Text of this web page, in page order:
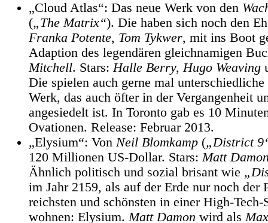
„Cloud Atlas“: Das neue Werk von den
(„The Matrix“). Die haben sich noch den
Franka Potente, Tom Tykwer, mit ins Boot
Adaption des legendären gleichnamigen
Mitchell. Stars:Halle Berry, Hugo Weaving
Die spielen auch gerne mal
Werk, das auch öfter in der Vergangenheit
angesiedelt ist. In Toronto gab es 10
Ovationen. Release: Februar 2013.
„Elysium“: Von Neil Blomkamp („District
120 Millionen US-Dollar. Stars:Matt
Ähnlich politisch und sozial brisant wie
im Jahr 2159, als auf der Erde nur noch der
reichsten und schönsten in einer High-Tech-
wohnen: Elysium.Matt Damon wird alsMax